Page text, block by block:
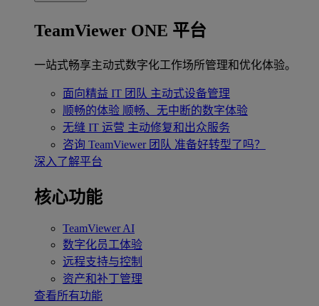
TeamViewer ONE 平台
一站式畅享主动式数字化工作场所管理和优化体验。
面向精益 IT 团队 主动式设备管理
顺畅的体验 顺畅、无中断的数字体验
无缝 IT 运营 主动修复和出众服务
咨询 TeamViewer 团队 准备好转型了吗？
深入了解平台
核心功能
TeamViewer AI
数字化员工体验
远程支持与控制
资产和补丁管理
查看所有功能